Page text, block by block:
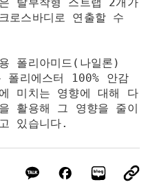
로스바디로 연출할 수
폴리아미드(나일론)
폴리에스터 100% 안감
미치는 영향에 대해 다
활용해 그 영향을 줄이
있습니다.